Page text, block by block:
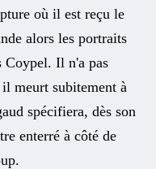
où il est reçu le
alors les portraits
Coypel. Il n'a pas
meurt subitement à
spécifiera, dès son
enterré à côté de